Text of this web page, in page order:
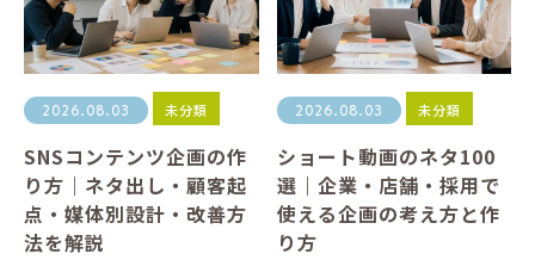
2026.08.03 未分類
SNSコンテンツ企画の作
り方｜ネタ出し・顧客起
点・媒体別設計・改善方
法を解説
2026.08.03 未分類
ショート動画のネタ100
選｜企業・店舗・採用で
使える企画の考え方と作
り方